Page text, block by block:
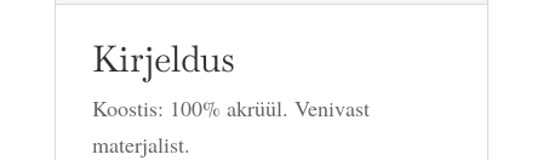
Kirjeldus
Koostis: 100% akrüül. Venivast
materjalist.